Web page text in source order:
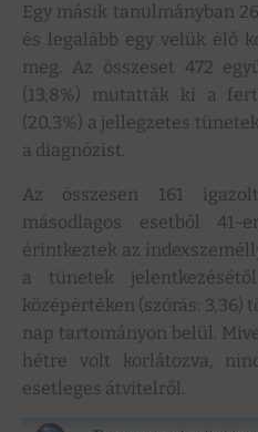
Egy másik tanulmányban
és legalább egy velük élő
meg. Az összeset 472
(13,8%) mutatták ki a
(20,3%) a jellegzetes
a diagnózist.
Az összesen 161
másodlagos esetből
érintkeztek az
a tünetek
középértéken (szórás: 3,36)
nap tartományon belül.
hétre volt korlátozva,
esetleges átvitelről.